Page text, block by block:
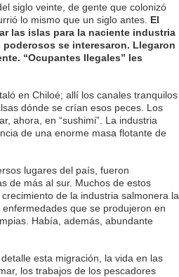
siglo veinte, de gente que colonizó
lo mismo que un siglo antes. El
las islas para la naciente industria
se interesaron. Llegaron
“Ocupantes Ilegales” les
en Chiloé; allí los canales tranquilos
dónde se crían esos peces. Los
ahora, en “sushimi”. La industria
de una enorme masa flotante de
lugares del país, fueron
de más al sur. Muchos de estos
de la industria salmonera la
que se produjeron en
Había, además, abundante
esta migración, la vida en las
los trabajos de los pescadores